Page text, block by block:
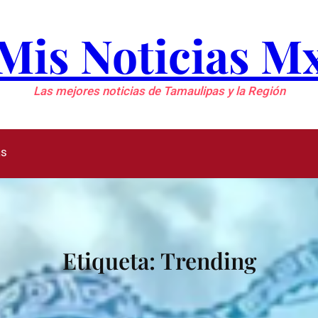
Noticias
Las mejores noticias de Tamaulipas y la Región
Etiqueta: Trending